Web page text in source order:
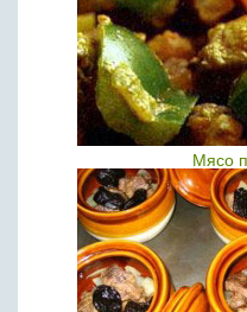
Мясо